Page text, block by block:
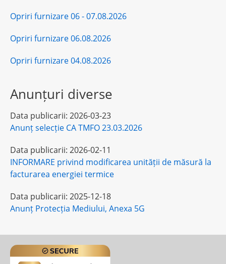
Opriri furnizare 06 - 07.08.2026
Opriri furnizare 06.08.2026
Opriri furnizare 04.08.2026
Anunțuri diverse
Data publicarii: 2026-03-23
Anunț selecție CA TMFO 23.03.2026
Data publicarii: 2026-02-11
INFORMARE privind modificarea unității de măsură la
facturarea energiei termice
Data publicarii: 2025-12-18
Anunț Protecția Mediului, Anexa 5G